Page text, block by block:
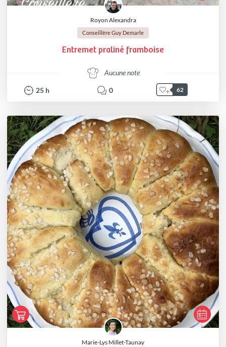
Royon Alexandra
Conseillère Guy Demarle
Entremet praliné framboise
Aucune note
25 h 0 62
Marie-Lys Millet-Taunay